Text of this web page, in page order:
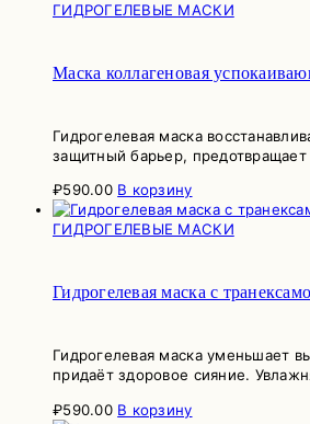
ГИДРОГЕЛЕВЫЕ МАСКИ
Маска коллагеновая
Гидрогелевая маска
защитный барьер,
₽590.00 В корзину
ГИДРОГЕЛЕВЫЕ МАСКИ
Гидрогелевая маска с
Гидрогелевая маска уменьшает
придаёт здоровое сияние.
₽590.00 В корзину